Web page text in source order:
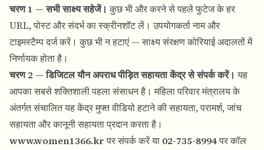
चरण 1 — सभी साक्ष्य सहेजें। कुछ भी और करने से पहले फुटेज के हर
URL, पोस्ट और संदर्भ का स्क्रीनशॉट लें। उपयोगकर्ता नाम और
टाइमस्टैम्प दर्ज करें। कुछ भी न हटाएं — साक्ष्य संरक्षण कोरियाई अदालतों में
निर्णायक होता है।
चरण 2 — डिजिटल यौन अपराध पीड़ित सहायता केंद्र से संपर्क करें। यह
आपका सबसे शक्तिशाली पहला संसाधन है। महिला परिवार मंत्रालय के
अंतर्गत संचालित यह केंद्र मुफ्त वीडियो हटाने की सहायता, परामर्श, जांच
सहायता और कानूनी सहायता प्रदान करता है।
www.women1366.krपर संपर्क करें या 02-735-8994पर कॉल